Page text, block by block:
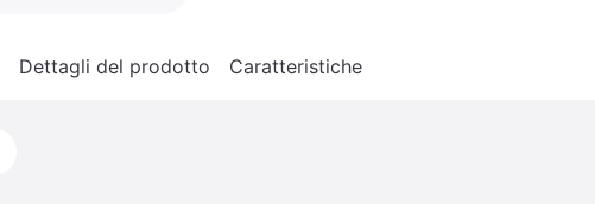
Dettagli del prodotto Caratteristiche